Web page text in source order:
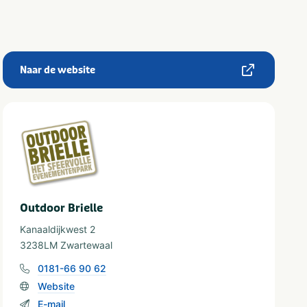
Naar de website
Outdoor Brielle
Kanaaldijkwest 2
3238LM Zwartewaal
0181-66 90 62
Website
E-mail